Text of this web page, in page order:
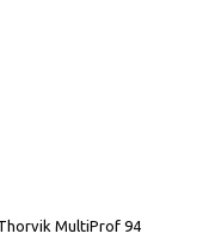
MultiProf 94